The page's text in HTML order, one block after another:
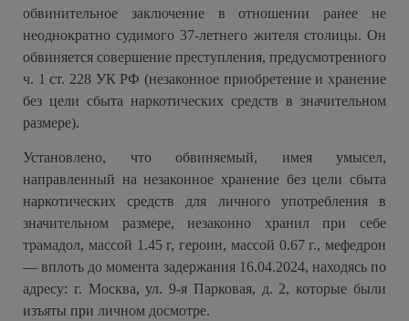
обвинительное заключение в отношении ранее не
неоднократно судимого 37-летнего жителя столицы. Он
обвиняется совершение преступления, предусмотренного
ч. 1 ст. 228 УК РФ (незаконное приобретение и хранение
без цели сбыта наркотических средств в значительном
размере).
Установлено, что обвиняемый, имея умысел,
направленный на незаконное хранение без цели сбыта
наркотических средств для личного употребления в
значительном размере, незаконно хранил при себе
трамадол, массой 1.45 г, героин, массой 0.67 г., мефедрон
— вплоть до момента задержания 16.04.2024, находясь по
адресу: г. Москва, ул. 9-я Парковая, д. 2, которые были
изъяты при личном досмотре.